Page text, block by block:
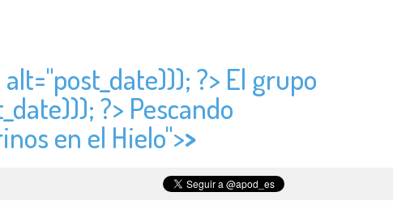
post_date))); ?> El grupo
?> Pescando
en el Hielo">>